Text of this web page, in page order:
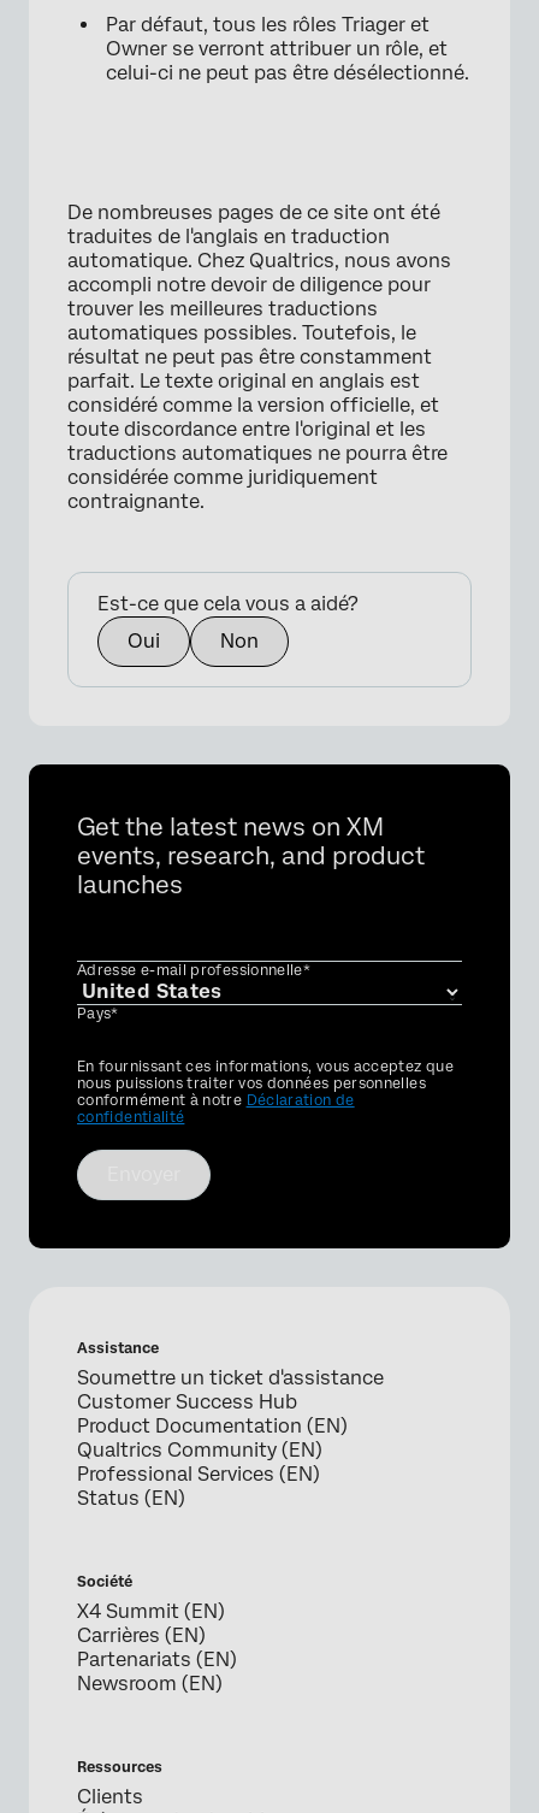
Par défaut, tous les rôles Triager et
Owner se verront attribuer un rôle, et
celui-ci ne peut pas être désélectionné.
De nombreuses pages de ce site ont été
traduites de l'anglais en traduction
automatique. Chez Qualtrics, nous avons
accompli notre devoir de diligence pour
trouver les meilleures traductions
automatiques possibles. Toutefois, le
résultat ne peut pas être constamment
parfait. Le texte original en anglais est
considéré comme la version officielle, et
toute discordance entre l'original et les
traductions automatiques ne pourra être
considérée comme juridiquement
contraignante.
Est-ce que cela vous a aidé?
Oui
Non
Get the latest news on XM
events, research, and product
launches
Adresse e-mail professionnelle*
Pays*
Privacy
Optin
En fournissant ces informations, vous acceptez que
nous puissions traiter vos données personnelles
conformément à notre Déclaration de
confidentialité
Assistance
Soumettre un ticket d'assistance
Customer Success Hub
Product Documentation (EN)
Qualtrics Community (EN)
Professional Services (EN)
Status (EN)
Société
X4 Summit (EN)
Carrières (EN)
Partenariats (EN)
Newsroom (EN)
Ressources
Clients